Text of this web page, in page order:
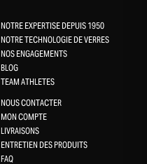
NOTRE EXPERTISE DEPUIS 1950
NOTRE TECHNOLOGIE DE VERRES
NOS ENGAGEMENTS
BLOG
TEAM ATHLETES
NOUS CONTACTER
MON COMPTE
LIVRAISONS
ENTRETIEN DES PRODUITS
FAQ